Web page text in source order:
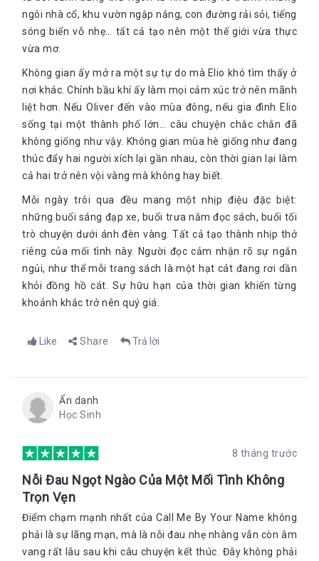
Tôi gật đầu lần nữa
Tôi quyết định vào trong chăn. Tôi thích mùi này. Anh cũng
vào chăn, rồi chưa kịp gì thì đã bắt đầu cởi đồ tôi. Tôi thích
trần trụi trước mắt anh. Rồi anh hôn tôi, hôn tôi lần nữa,
lần sau nồng nàn hơn, Đến một lúc tôi nhận ra anh cũng
…
Anh dừng lại là giết em đấy, anh dừng lại là giết em đấy,
bởi vì đây cũng là cách tôi khép lại vòng tròn của mộng và
ảo, tôi và anh, những từ ngữ được mong chờ từ miệng anh
trở lại miệng tôi, lời nói từ miệng sang miệng, đó là lúc tôi
bắt đầu dung tới ý nghĩ tục tĩu cho tới khi anh bảo: Hãy gọi
anh bằng tên em và anh sẽ gọi em bằng tên anh. Tôi chưa
từng làm vậy trong đời, và ngay khi tôi nói tên mình như
tên anh, tôi như được đưa vào một cõi mình chưa từng
chia sẻ với ai trước giờ và cả sau này
Chúng tôi có gây ra tiếng động?
Anh mỉm cười. Không có gì phải lo cả.
Anh siết chặt vai tôi vào vai anh: Cách em nghĩ đôi lúc thật
Có thể nhưng rồi cũng có thể không, mình đã lãng phí biết
Có vài người trong chúng ta gây khó dễ
Tôi gật đầu
Anh mỉm cười
Em sẽ ổn chứ?
Em sẽ ổn, Tôi đút một bàn tay vào đũng quần của anh. Em
thích ở đây với anh.
Phần 3: Tất cả rồi sẽ biến mất, chỉ còn tình yêu ở lại
ngôi nhà cổ, khu vườn ngập nắng, con đường rải sỏi, tiếng
sóng biển vỗ nhẹ… tất cả tạo nên một thế giới vừa thực
vừa mơ.
Không gian ấy mở ra một sự tự do mà Elio khó tìm thấy ở
nơi khác. Chính bầu khí ấy làm mọi cảm xúc trở nên mãnh
liệt hơn. Nếu Oliver đến vào mùa đông, nếu gia đình Elio
sống tại một thành phố lớn… câu chuyện chắc chắn đã
không giống như vậy. Không gian mùa hè giống như đang
thúc đẩy hai người xích lại gần nhau, còn thời gian lại làm
cả hai trở nên vội vàng mà không hay biết.
Mỗi ngày trôi qua đều mang một nhịp điệu đặc biệt:
những buổi sáng đạp xe, buổi trưa nằm đọc sách, buổi tối
trò chuyện dưới ánh đèn vàng. Tất cả tạo thành nhịp thở
riêng của mối tình này. Người đọc cảm nhận rõ sự ngắn
ngủi, như thể mỗi trang sách là một hạt cát đang rơi dần
khỏi đồng hồ cát. Sự hữu hạn của thời gian khiến từng
khoảnh khắc trở nên quý giá.
Like Share Trả lời
Ẩn danh
Học Sinh
8 tháng trước
Nỗi Đau Ngọt Ngào Của Một Mối Tình Không
Trọn Vẹn
Điểm chạm mạnh nhất của Call Me By Your Name không
phải là sự lãng mạn, mà là nỗi đau nhẹ nhàng vẫn còn âm
vang rất lâu sau khi câu chuyện kết thúc. Đây không phải